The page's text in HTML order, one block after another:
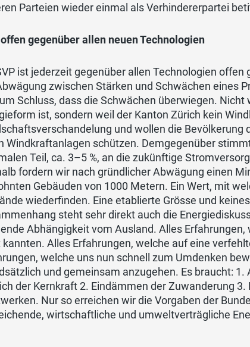
Parteien wieder einmal als Verhindererpartei
gegenüber allen neuen Technologien
ist jederzeit gegenüber allen Technologien
zwischen Stärken und Schwächen eines
Schluss, dass die Schwächen überwiegen.
ist, sondern weil der Kanton Zürich kein
und wollen die
Windkraftanlagen schützen. Demgegenüber
Teil, ca. 3–5 %, an die zukünftige
fordern wir nach gründlicher Abwägung einen
Gebäuden von 1000 Metern. Ein Wert, mit
wiederfinden. Eine etablierte Grösse und
steht sehr direkt auch die
Abhängigkeit vom Ausland. Alles
kannten. Alles Erfahrungen, welche auf eine
welche uns nun schnell zum Umdenken
und gemeinsam anzugehen. Es braucht:
der Kernkraft 2. Eindämmen der Zuwanderung
Nur so erreichen wir die Vorgaben der
wirtschaftliche und umweltverträgliche